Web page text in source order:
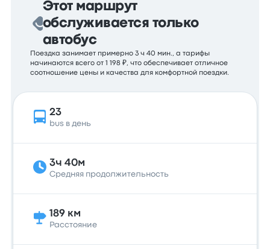
Этот маршрут
обслуживается только
автобус
Поездка занимает примерно 3 ч 40 мин., а тарифы
начинаются всего от 1 198 ₽, что обеспечивает отличное
соотношение цены и качества для комфортной поездки.
23
bus в день
3ч 40м
Средняя продолжительность
189 км
Расстояние